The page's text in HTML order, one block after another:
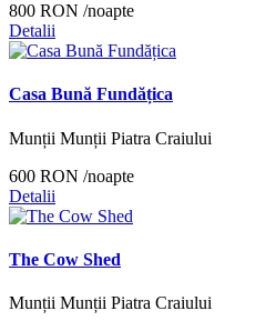
800 RON /noapte
Detalii
Casa Bună Fundățica
Munții Munții Piatra Craiului
600 RON /noapte
Detalii
The Cow Shed
Munții Munții Piatra Craiului